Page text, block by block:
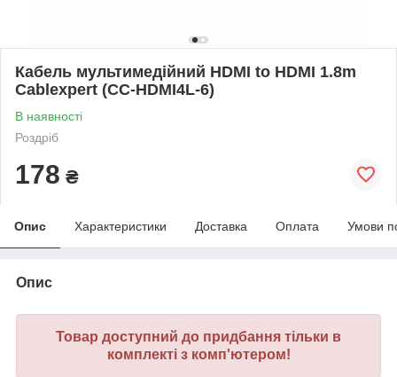
Кабель мультимедійний HDMI to HDMI 1.8m
Cablexpert (CC-HDMI4L-6)
В наявності
Роздріб
178 ₴
Опис Характеристики Доставка Оплата Умови
Опис
Товар доступний до придбання тільки в
комплекті з комп'ютером!